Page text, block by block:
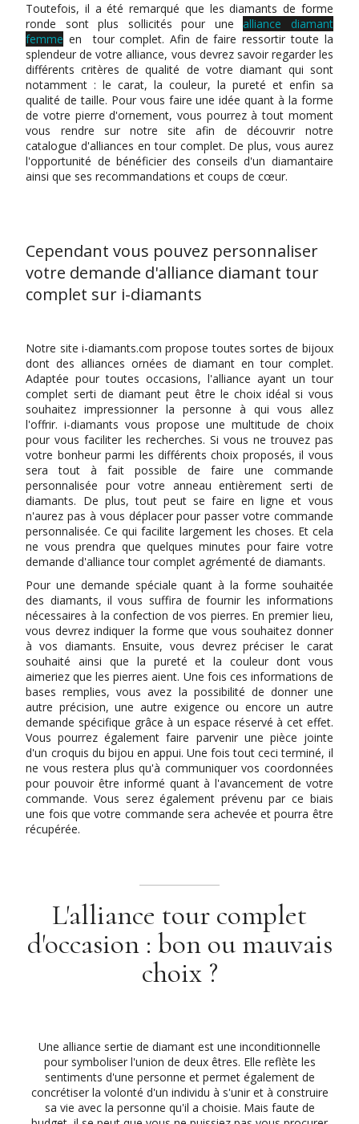
Toutefois, il a été remarqué que les diamants de forme
ronde sont plus sollicités pour une alliance diamant
femme en
tour complet. Afin de faire ressortir toute la
splendeur de votre alliance, vous devrez savoir regarder les
différents critères de qualité de votre diamant qui sont
notamment : le carat, la couleur, la pureté et enfin sa
qualité de taille. Pour vous faire une idée quant à la forme
de votre pierre d'ornement, vous pourrez à tout moment
vous rendre sur notre site afin de découvrir notre
catalogue d'alliances en tour complet. De plus, vous aurez
l'opportunité de bénéficier des conseils d'un diamantaire
ainsi que ses recommandations et coups de cœur.
Cependant vous pouvez personnaliser
votre demande d'alliance diamant tour
complet sur i-diamants
Notre site i-diamants.com propose toutes sortes de bijoux
dont des alliances ornées de diamant en tour complet.
Adaptée pour toutes occasions, l'alliance ayant un tour
complet serti de diamant peut être le choix idéal si vous
souhaitez impressionner la personne à qui vous allez
l'offrir. i-diamants vous propose une multitude de choix
pour vous faciliter les recherches. Si vous ne trouvez pas
votre bonheur parmi les différents choix proposés, il vous
sera tout à fait possible de faire une commande
personnalisée pour votre anneau entièrement serti de
diamants. De plus, tout peut se faire en ligne et vous
n'aurez pas à vous déplacer pour passer votre commande
personnalisée. Ce qui facilite largement les choses. Et cela
ne vous prendra que quelques minutes pour faire votre
demande d'alliance tour complet agrémenté de diamants.
Pour une demande spéciale quant à la forme souhaitée
des diamants, il vous suffira de fournir les informations
nécessaires à la confection de vos pierres. En premier lieu,
vous devrez indiquer la forme que vous souhaitez donner
à vos diamants. Ensuite, vous devrez préciser le carat
souhaité ainsi que la pureté et la couleur dont vous
aimeriez que les pierres aient. Une fois ces informations de
bases remplies, vous avez la possibilité de donner une
autre précision, une autre exigence ou encore un autre
demande spécifique grâce à un espace réservé à cet effet.
Vous pourrez également faire parvenir une pièce jointe
d'un croquis du bijou en appui. Une fois tout ceci terminé, il
ne vous restera plus qu'à communiquer vos coordonnées
pour pouvoir être informé quant à l'avancement de votre
commande. Vous serez également prévenu par ce biais
une fois que votre commande sera achevée et pourra être
récupérée.
L'alliance tour complet
d'occasion : bon ou mauvais
choix ?
Une alliance sertie de diamant est une inconditionnelle
pour symboliser l'union de deux êtres. Elle reflète les
sentiments d'une personne et permet également de
concrétiser la volonté d'un individu à s'unir et à construire
sa vie avec la personne qu'il a choisie. Mais faute de